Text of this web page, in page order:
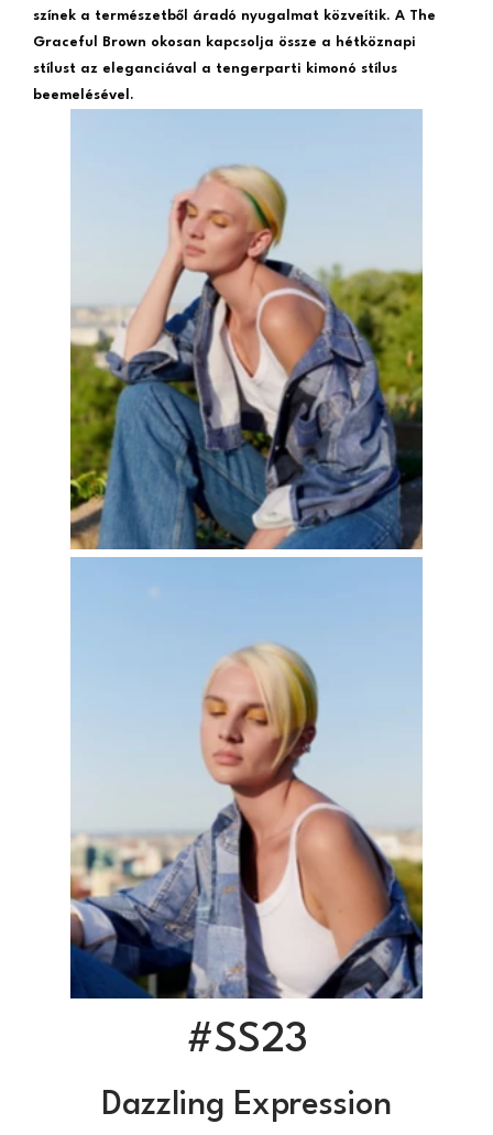
színek a természetből áradó nyugalmat közveítik. A The
Graceful Brown okosan kapcsolja össze a hétköznapi
stílust az eleganciával a tengerparti kimonó stílus
beemelésével.
#SS23​
Dazzling Expression